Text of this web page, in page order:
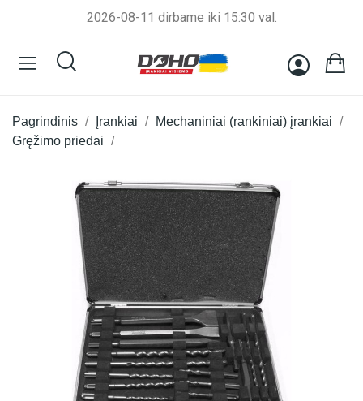
2026-08-11 dirbame iki 15:30 val.
Pagrindinis Įrankiai
Mechaniniai (rankiniai) įrankiai
Gręžimo priedai